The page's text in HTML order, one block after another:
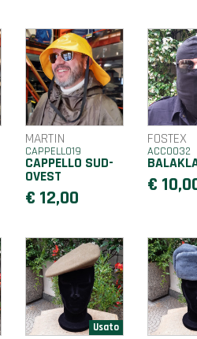
MARTIN
CAPPELLO19
CAPPELLO SUD-
OVEST
€ 12,00
FOSTEX
ACC0032
€